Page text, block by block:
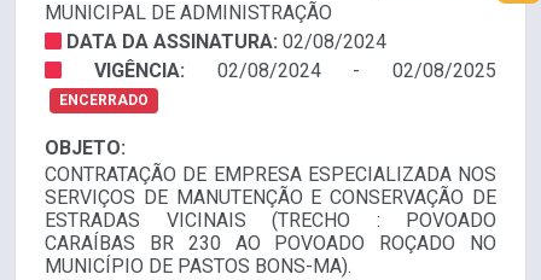
MUNICIPAL DE ADMINISTRAÇÃO
DATA DA ASSINATURA: 02/08/2024
VIGÊNCIA: 02/08/2024 - 02/08/2025
ENCERRADO
OBJETO:
CONTRATAÇÃO DE EMPRESA ESPECIALIZADA NOS
SERVIÇOS DE MANUTENÇÃO E CONSERVAÇÃO DE
ESTRADAS VICINAIS (TRECHO : POVOADO
CARAÍBAS BR 230 AO POVOADO ROÇADO NO
MUNICÍPIO DE PASTOS BONS-MA).